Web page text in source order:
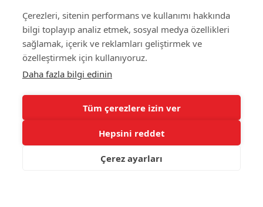
Çerezleri, sitenin performans ve kullanımı hakkında
bilgi toplayıp analiz etmek, sosyal medya özellikleri
sağlamak, içerik ve reklamları geliştirmek ve
özelleştirmek için kullanıyoruz.
Daha fazla bilgi edinin
Tüm çerezlere izin ver
Hepsini reddet
Çerez ayarları
bize bildirin. Sahip olabileceğiniz herhangi bir konuda
daha hızlı hareket etmemize gerçekten yardımcı olur.
Teşekkürler!
Bize
ulaşın
© 2025 Swedish Match Cricket